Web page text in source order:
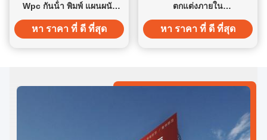
Wpc กันน้ํา พิมพ์ แผนผนัง
Wpc สําหรับตกแต่งบ้าน
หา ราคา ที่ ดี ที่สุด
ตกแต่งภายใน
2800x600x9mm
หา ราคา ที่ ดี ที่สุด